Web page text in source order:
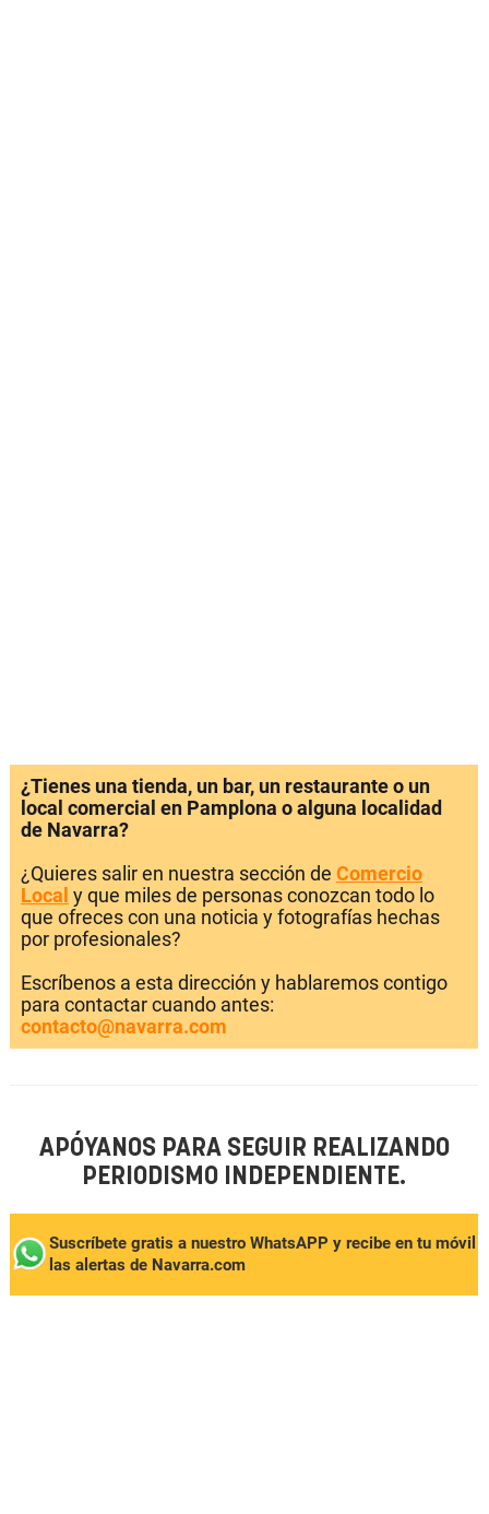
¿Tienes una tienda, un bar, un restaurante o un
local comercial en Pamplona o alguna localidad
de Navarra?
¿Quieres salir en nuestra sección de Comercio
Local y que miles de personas conozcan todo lo
que ofreces con una noticia y fotografías hechas
por profesionales?
Escríbenos a esta dirección y hablaremos contigo
para contactar cuando antes:
contacto@navarra.com
APÓYANOS PARA SEGUIR REALIZANDO
PERIODISMO INDEPENDIENTE.
Suscríbete gratis a nuestro WhatsAPP y recibe en tu móvil
las alertas de Navarra.com